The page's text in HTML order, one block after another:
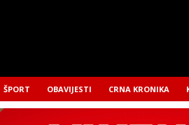
ŠPORT OBAVIJESTI CRNA KRONIKA